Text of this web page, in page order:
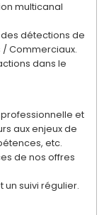
multicanal
détections de
/ Commerciaux.
dans le
et
aux enjeux de
etc.
de nos offres
un suivi régulier.